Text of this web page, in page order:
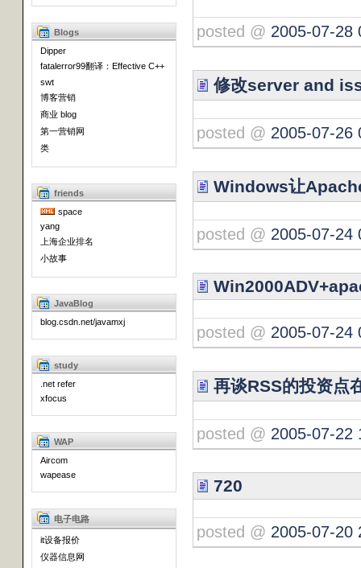
Blogs
Dipper
fatalerror99翻译：Effective C++
swt
博客营销
商业 blog
第一营销网
类
friends
space
yang
上海企业排名
小故事
JavaBlog
blog.csdn.net/javamxj
study
.net refer
xfocus
WAP
Aircom
wapease
电子电路
it设备报价
仪器信息网
posted @ 2005-07-28
修改server and
posted @ 2005-07-26
Windows让
posted @ 2005-07-24
posted @ 2005-07-24
再谈RSS的投资点
posted @ 2005-07-22
720
posted @ 2005-07-20